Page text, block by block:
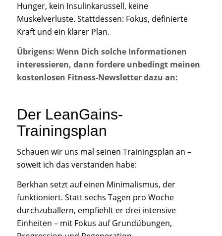
Hunger, kein Insulinkarussell, keine
Muskelverluste. Stattdessen: Fokus, definierte
Kraft und ein klarer Plan.
Übrigens: Wenn Dich solche Informationen
interessieren, dann fordere unbedingt meinen
kostenlosen Fitness-Newsletter dazu an:
Der LeanGains-
Trainingsplan
Schauen wir uns mal seinen Trainingsplan an –
soweit ich das verstanden habe:
Berkhan setzt auf einen Minimalismus, der
funktioniert. Statt sechs Tagen pro Woche
durchzuballern, empfiehlt er drei intensive
Einheiten – mit Fokus auf Grundübungen,